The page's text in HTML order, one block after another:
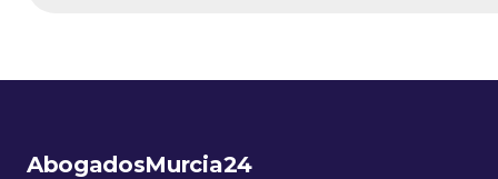
AbogadosMurcia24